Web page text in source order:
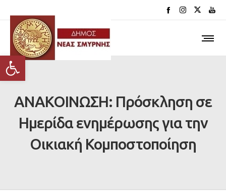
Ανοίξτε τη γραμμή εργαλείων
ΑΝΑΚΟΙΝΩΣΗ: Πρόσκληση σε
Ημερίδα ενημέρωσης για την
Οικιακή Κομποστοποίηση